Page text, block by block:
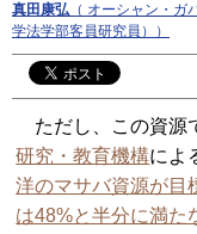
真田康弘 （ オーシャン・
学法学部客員研究員））
ただし、この資源
研究・教育機構によ
洋のマサバ資源が目
は48%と半分に満た